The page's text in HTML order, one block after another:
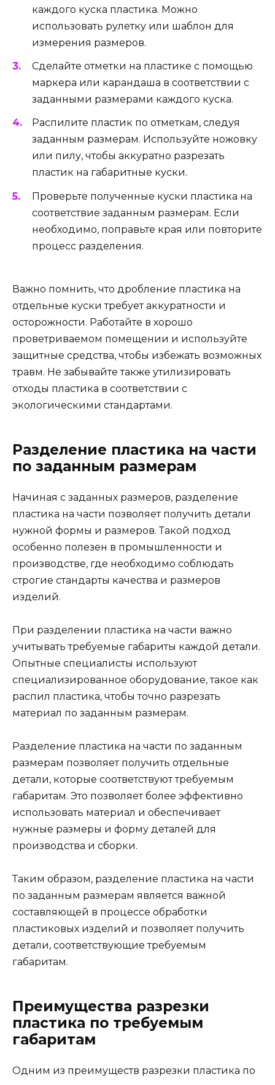
каждого куска пластика. Можно
использовать рулетку или шаблон для
измерения размеров.
Сделайте отметки на пластике с помощью
маркера или карандаша в соответствии с
заданными размерами каждого куска.
Распилите пластик по отметкам, следуя
заданным размерам. Используйте ножовку
или пилу, чтобы аккуратно разрезать
пластик на габаритные куски.
Проверьте полученные куски пластика на
соответствие заданным размерам. Если
необходимо, поправьте края или повторите
процесс разделения.
Важно помнить, что дробление пластика на
отдельные куски требует аккуратности и
осторожности. Работайте в хорошо
проветриваемом помещении и используйте
защитные средства, чтобы избежать возможных
травм. Не забывайте также утилизировать
отходы пластика в соответствии с
экологическими стандартами.
Разделение пластика на части
по заданным размерам
Начиная с заданных размеров, разделение
пластика на части позволяет получить детали
нужной формы и размеров. Такой подход
особенно полезен в промышленности и
производстве, где необходимо соблюдать
строгие стандарты качества и размеров
изделий.
При разделении пластика на части важно
учитывать требуемые габариты каждой детали.
Опытные специалисты используют
специализированное оборудование, такое как
распил пластика, чтобы точно разрезать
материал по заданным размерам.
Разделение пластика на части по заданным
размерам позволяет получить отдельные
детали, которые соответствуют требуемым
габаритам. Это позволяет более эффективно
использовать материал и обеспечивает
нужные размеры и форму деталей для
производства и сборки.
Таким образом, разделение пластика на части
по заданным размерам является важной
составляющей в процессе обработки
пластиковых изделий и позволяет получить
детали, соответствующие требуемым
габаритам.
Преимущества разрезки
пластика по требуемым
габаритам
Одним из преимуществ разрезки пластика по